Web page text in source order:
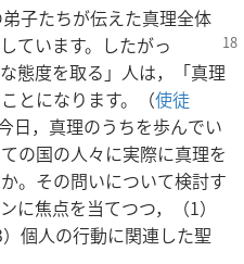
子たちが伝えた真理全体
ています。したがっ
態度を取る」人は，「真理
とになります。（使徒
日，真理のうちを歩んでい
の国の人々に実際に真理を
。その問いについて検討す
に焦点を当てつつ，（1）
個人の行動に関連した聖